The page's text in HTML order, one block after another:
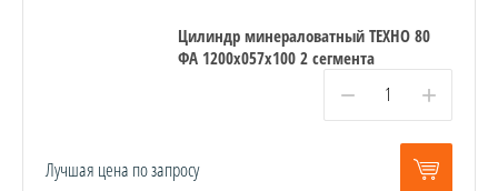
Цилиндр минераловатный ТЕХНО 80
ФА 1200x057x100 2 сегмента
− +
Лучшая цена по запросу